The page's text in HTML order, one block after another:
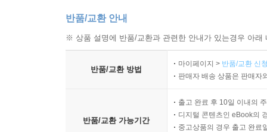
반품/교환 안내
※ 상품 설명에 반품/교환과 관련한 안내가 있는경우 아
반품/교환 방법
마이페이지 > 반품/교환 신
판매자 배송 상품은 판매자
반품/교환 가능기간
출고 완료 후 10일 이내의
디지털 콘텐츠인 eBook의
중고상품의 경우 출고 완료